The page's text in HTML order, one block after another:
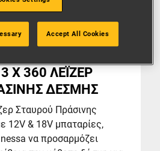
X 360 ΛΕΪΖΕΡ
ΔΕΣΜΗΣ
Σταυρού Πράσινης
12V & 18V μπαταρίες,
να προσαρμόζει
Accept All Cookies